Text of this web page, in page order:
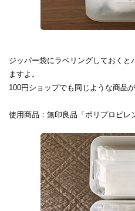
ジッパー袋にラベリングしておくと
ますよ。
100円ショップでも同じような商品
使用商品：無印良品「ポリプロピ